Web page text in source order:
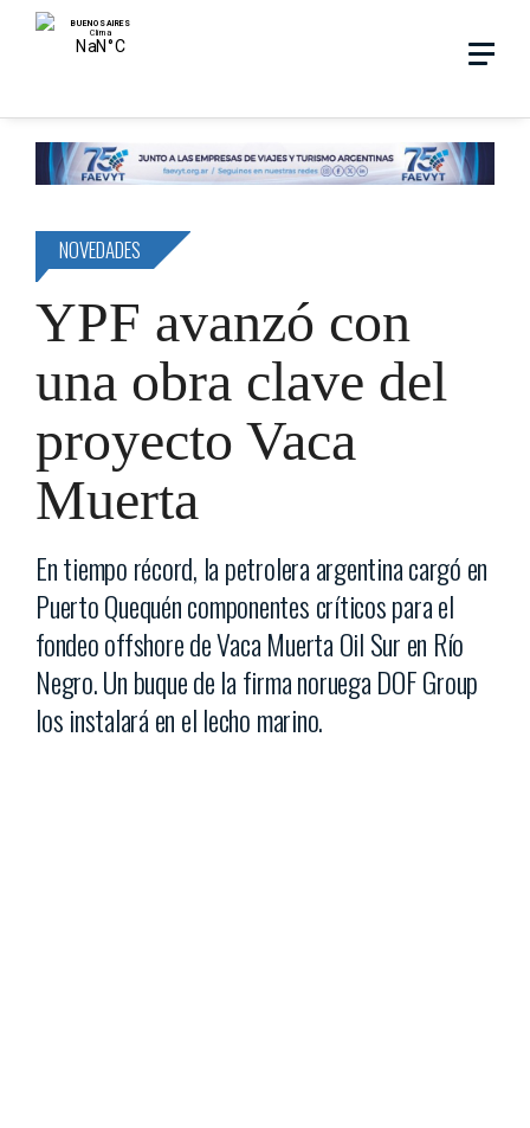
Menu
NOVEDADES
YPF avanzó con
una obra clave del
proyecto Vaca
Muerta
En tiempo récord, la petrolera argentina cargó en
Puerto Quequén componentes críticos para el
fondeo offshore de Vaca Muerta Oil Sur en Río
Negro. Un buque de la firma noruega DOF Group
los instalará en el lecho marino.